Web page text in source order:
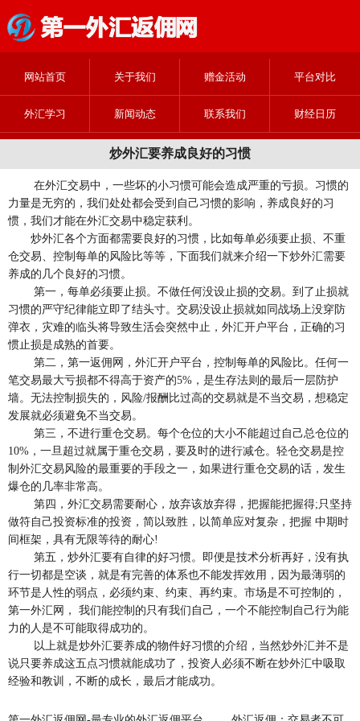
网站首页 关于我们 赠金活动 平台对比
外汇学习 新闻动态 联系我们 财经日历
炒外汇要养成良好的习惯
在外汇交易中，一些坏的小习惯可能会造成严重的亏损。习惯的
力量是无穷的，我们处处都会受到自己习惯的影响，养成良好的习
惯，我们才能在外汇交易中稳定获利。
炒外汇各个方面都需要良好的习惯，比如每单必须要止损、不重
仓交易、控制每单的风险比等等，下面我们就来介绍一下炒外汇需要
养成的几个良好的习惯。
第一，每单必须要止损。不做任何没设止损的交易。到了止损就
习惯的严守纪律能立即了结头寸。交易没设止损就如同战场上没穿防
弹衣，灾难的临头将导致生活会突然中止，外汇开户平台，正确的习
惯止损是成熟的首要。
第二，第一返佣网，外汇开户平台，控制每单的风险比。任何一
笔交易最大亏损都不得高于资产的5%，是生存法则的最后一层防护
墙。无法控制损失的，风险/报酬比过高的交易就是不当交易，想稳定
发展就必须避免不当交易。
第三，不进行重仓交易。每个仓位的大小不能超过自己总仓位的
10%，一旦超过就属于重仓交易，要及时的进行减仓。轻仓交易是控
制外汇交易风险的最重要的手段之一，如果进行重仓交易的话，发生
爆仓的几率非常高。
第四，外汇交易需要耐心，放弃该放弃得，把握能把握得;只坚持
做符自己投资标准的投资，简以致胜，以简单应对复杂，把握 中期时
间框架，具有无限等待的耐心!
第五，炒外汇要有自律的好习惯。即便是技术分析再好，没有执
行一切都是空谈，就是有完善的体系也不能发挥效用，因为最薄弱的
环节是人性的弱点，必须约束、约束、再约束。市场是不可控制的，
第一外汇网， 我们能控制的只有我们自己，一个不能控制自己行为能
力的人是不可能取得成功的。
以上就是炒外汇要养成的物件好习惯的介绍，当然炒外汇并不是
说只要养成这五点习惯就能成功了，投资人必须不断在炒外汇中吸取
经验和教训，不断的成长，最后才能成功。